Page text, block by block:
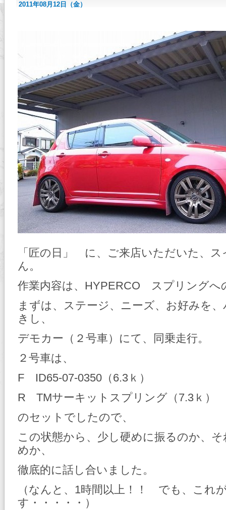
2011年08月12日（金）
「匠の日」 に、ご来店いただいた、
ん。
作業内容は、HYPERCO スプリングへ
まずは、ステージ、ニーズ、お好みを
きし、
デモカー（２号車）にて、同乗走行。
２号車は、
F ID65-07-0350（6.3ｋ）
R TMサーキットスプリング（7.3ｋ）
のセットでしたので、
この状態から、少し硬めに振るのか、
めか、
徹底的に話し合いました。
（なんと、1時間以上！！ でも、これ
す・・・・・）